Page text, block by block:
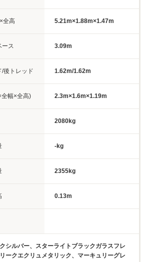
全高 5.21m×1.88m×1.47m
ース 3.09m
/後トレッド 1.62m/1.62m
幅×全高) 2.3m×1.6m×1.19m
2080kg
-kg
2355kg
0.13m
シルバー、スターライトブラックガラスフレ
ークエクリュメタリック、マーキュリーグレ